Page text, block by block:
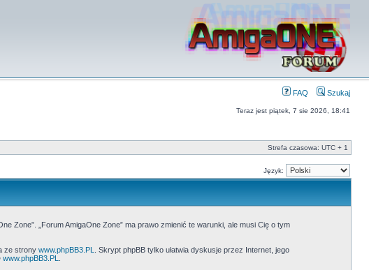
FAQ Szukaj
Teraz jest piątek, 7 sie 2026, 18:41
Strefa czasowa: UTC + 1
Język:
Zone”. „Forum AmigaOne Zone” ma prawo zmienić te warunki, ale musi Cię o tym
ze strony www.phpBB3.PL
. Skrypt phpBB tylko ułatwia dyskusje przez Internet, jego
www.phpBB3.PL